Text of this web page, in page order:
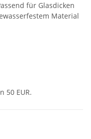
für Glasdicken
Material
50 EUR.